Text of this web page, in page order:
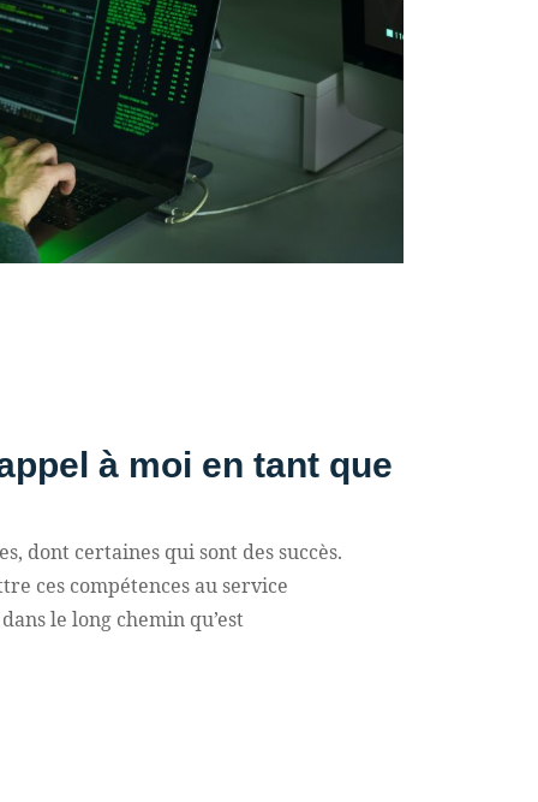
à moi en tant que
dont certaines qui sont des succès.
ces compétences au service
le long chemin qu’est